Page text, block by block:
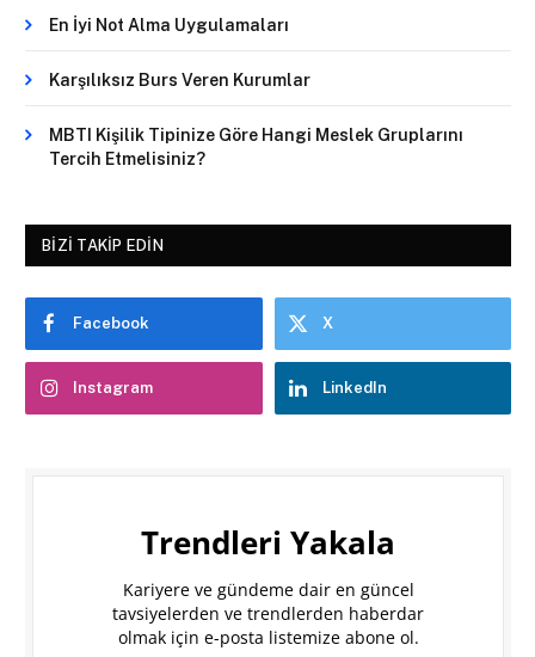
En İyi Not Alma Uygulamaları
Karşılıksız Burs Veren Kurumlar
MBTI Kişilik Tipinize Göre Hangi Meslek Gruplarını
Tercih Etmelisiniz?
BIZI TAKIP EDIN
Facebook X
Instagram LinkedIn
Trendleri Yakala
Kariyere ve gündeme dair en güncel
tavsiyelerden ve trendlerden haberdar
olmak için e-posta listemize abone ol.